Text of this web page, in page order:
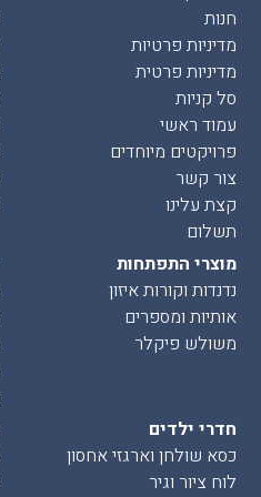
חנות
מדיניות פרטיות
מדיניות פרטית
סל קניות
עמוד ראשי
פרויקטים מיוחדים
צור קשר
קצת עלינו
תשלום
מוצרי התפתחות
נדנדות וקורות איזון
אותיות ומספרים
משולש פיקלר
חדרי ילדים
כסא שולחן וארגזי אחסון
לוח ציור וגיר